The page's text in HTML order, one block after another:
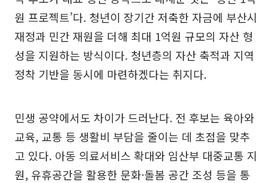
원 프로젝트’다. 청년이 장기간 저축한 자금에 부산시
재정과 민간 재원을 더해 최대 1억원 규모의 자산 형
성을 지원하는 방식이다. 청년층의 자산 축적과 지역
정착 기반을 동시에 마련하겠다는 취지다.
민생 공약에서도 차이가 드러난다. 전 후보는 육아와
교육, 교통 등 생활비 부담을 줄이는 데 초점을 맞추
고 있다. 아동 의료서비스 확대와 임산부 대중교통 지
원, 유휴공간을 활용한 문화·돌봄 공간 조성 등을 통